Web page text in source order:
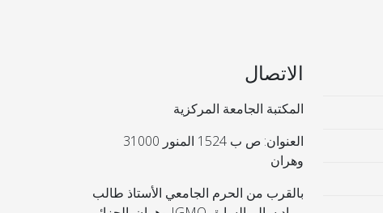
الاتصال
المكتبة الجامعة المركزية
العنوان: ص ب 1524 المنور 31000
وهران
بالقرب من الحرم الجامعي الأستاذ طالب